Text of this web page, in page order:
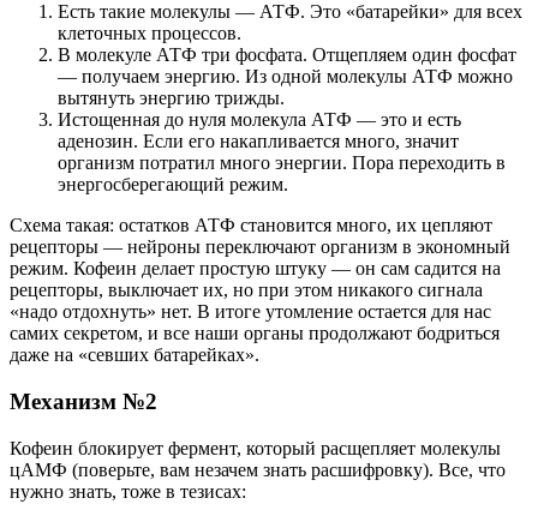
Есть такие молекулы — АТФ. Это «батарейки» для всех
клеточных процессов.
В молекуле АТФ три фосфата. Отщепляем один фосфат
— получаем энергию. Из одной молекулы АТФ можно
вытянуть энергию трижды.
Истощенная до нуля молекула АТФ — это и есть
аденозин. Если его накапливается много, значит
организм потратил много энергии. Пора переходить в
энергосберегающий режим.
Схема такая: остатков АТФ становится много, их цепляют
рецепторы — нейроны переключают организм в экономный
режим. Кофеин делает простую штуку — он сам садится на
рецепторы, выключает их, но при этом никакого сигнала
«надо отдохнуть» нет. В итоге утомление остается для нас
самих секретом, и все наши органы продолжают бодриться
даже на «севших батарейках».
Механизм №2
Кофеин блокирует фермент, который расщепляет молекулы
цАМФ (поверьте, вам незачем знать расшифровку). Все, что
нужно знать, тоже в тезисах: